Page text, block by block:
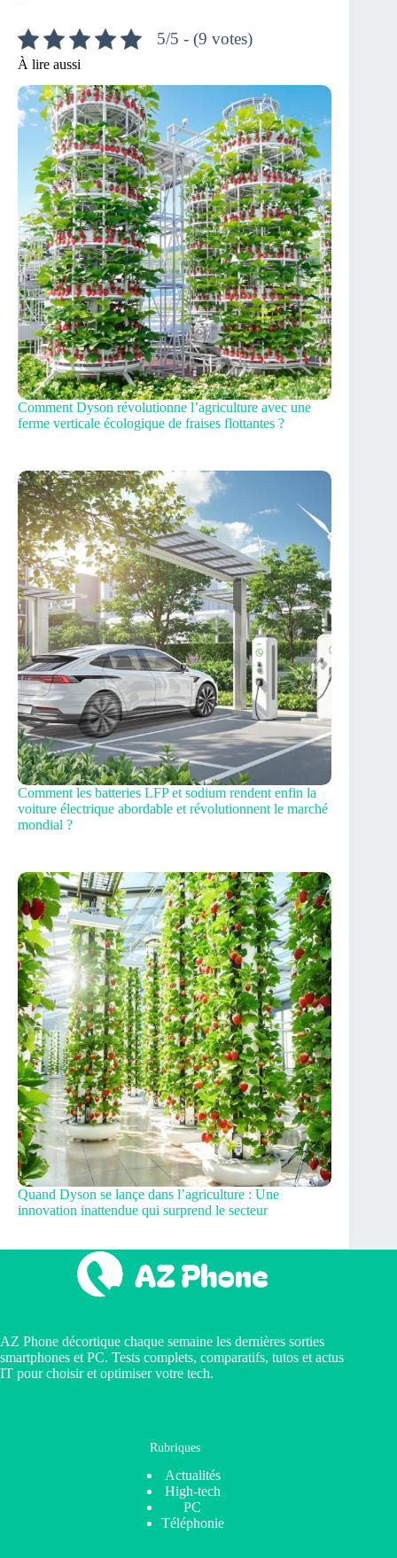
5/5 - (9 votes)
À lire aussi
Comment Dyson révolutionne l’agriculture avec une
ferme verticale écologique de fraises flottantes ?
Comment les batteries LFP et sodium rendent enfin la
voiture électrique abordable et révolutionnent le marché
mondial ?
Quand Dyson se lançe dans l’agriculture : Une
innovation inattendue qui surprend le secteur
AZ Phone décortique chaque semaine les dernières sorties
smartphones et PC. Tests complets, comparatifs, tutos et actus
IT pour choisir et optimiser votre tech.
Rubriques
Actualités
High-tech
PC
Téléphonie